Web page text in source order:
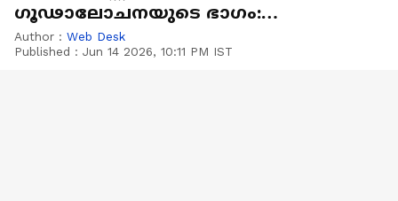
ഗൂഢാലോചനയുടെ ഭാഗം:
വി.മുരളീധരൻ
Author : Web Desk
Published : Jun 14 2026, 10:11 PM IST